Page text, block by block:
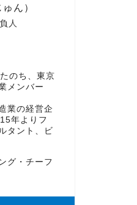
人
ん）
のち、東京
メンバー
業の経営企
年よりフ
タント、ビ
グ・チーフ